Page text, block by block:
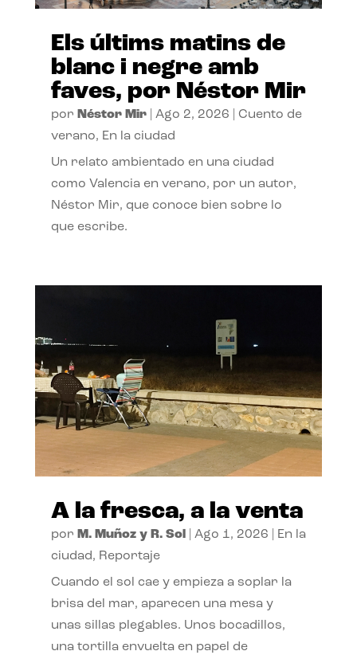
Els últims matins de
blanc i negre amb
faves, por Néstor Mir
por Néstor Mir| Ago 2, 2026
Cuento de
verano, En la ciudad
Un relato ambientado en una ciudad
como Valencia en verano, por un autor,
Néstor Mir, que conoce bien sobre lo
que escribe.
A la fresca, a la venta
por M. Muñoz y R. Sol| Ago 1, 2026
En la
ciudad, Reportaje
Cuando el sol cae y empieza a soplar la
brisa del mar, aparecen una mesa y
unas sillas plegables. Unos bocadillos,
una tortilla envuelta en papel de